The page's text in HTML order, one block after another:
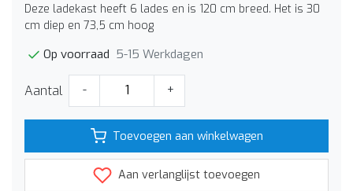
Deze ladekast heeft 6 lades en is 120 cm breed. Het is 30
cm diep en 73,5 cm hoog
Op voorraad 5-15 Werkdagen
Aantal - +
Toevoegen aan winkelwagen
Aan verlanglijst toevoegen